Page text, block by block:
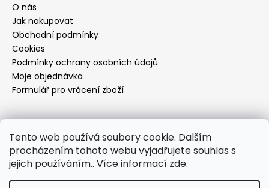
Tento web používá soubory cookie. Dalším
procházením tohoto webu vyjadřujete souhlas s
jejich používáním.. Více informací zde.
O nás
Jak nakupovat
Obchodní podmínky
Cookies
Podmínky ochrany osobních údajů
Moje objednávka
Formulář pro vrácení zboží
Přijímáme online platby